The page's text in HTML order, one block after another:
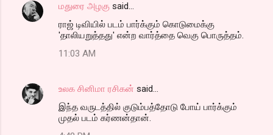
C
n
மதுரை அழகு said…
ராஜ் டிவியில் படம் பார்க்கும் கொடுமைக்கு
'தாலியறுத்தது' என்ற வார்த்தை வெகு பொருத்தம்.
11:03 AM
உலக சினிமா ரசிகன் said…
இந்த வருடத்தில் குடும்பத்தோடு போய் பார்க்கும்
முதல் படம் கர்ணன்தான்.